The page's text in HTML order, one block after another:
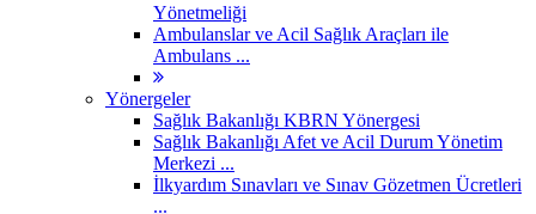
Yönetmeliği
Ambulanslar ve Acil Sağlık Araçları ile
Ambulans ...
Yönergeler
Sağlık Bakanlığı KBRN Yönergesi
Sağlık Bakanlığı Afet ve Acil Durum Yönetim
Merkezi ...
İlkyardım Sınavları ve Sınav Gözetmen Ücretleri
...